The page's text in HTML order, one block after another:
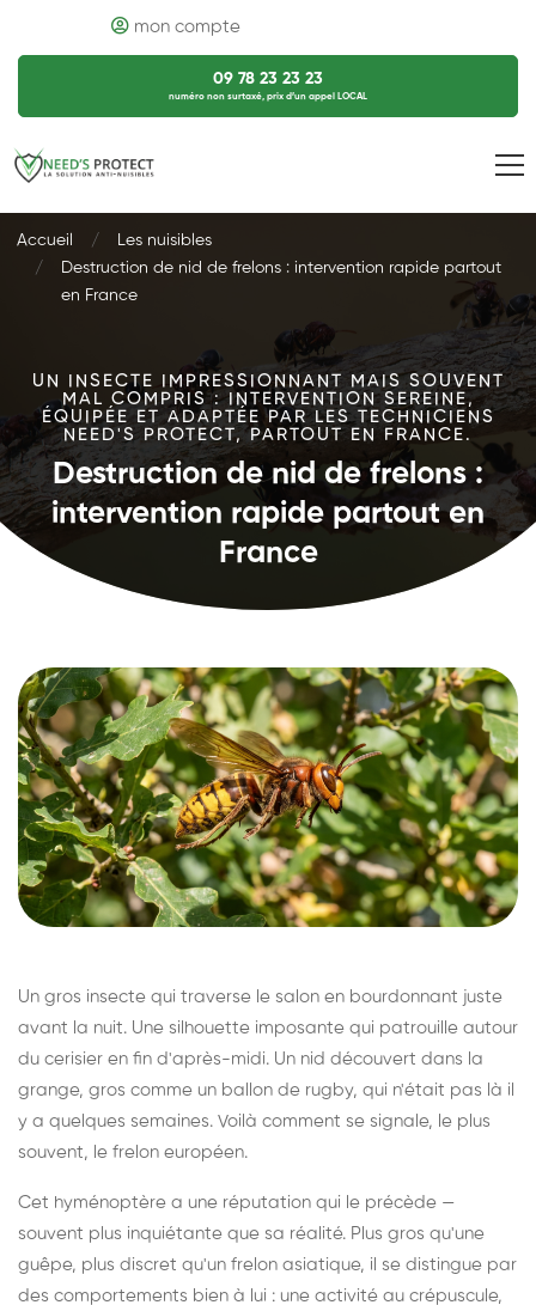
mon compte
09 78 23 23 23
numéro non surtaxé, prix d’un appel LOCAL
Accueil
Les nuisibles
Destruction de nid de frelons : intervention rapide partout
en France
UN INSECTE IMPRESSIONNANT MAIS SOUVENT
MAL COMPRIS : INTERVENTION SEREINE,
ÉQUIPÉE ET ADAPTÉE PAR LES TECHNICIENS
NEED'S PROTECT, PARTOUT EN FRANCE.
Destruction de nid de frelons :
intervention rapide partout en
France
Un gros insecte qui traverse le salon en bourdonnant juste
avant la nuit. Une silhouette imposante qui patrouille autour
du cerisier en fin d'après-midi. Un nid découvert dans la
grange, gros comme un ballon de rugby, qui n'était pas là il
y a quelques semaines. Voilà comment se signale, le plus
souvent, le frelon européen.
Cet hyménoptère a une réputation qui le précède —
souvent plus inquiétante que sa réalité. Plus gros qu'une
guêpe, plus discret qu'un frelon asiatique, il se distingue par
des comportements bien à lui : une activité au crépuscule,